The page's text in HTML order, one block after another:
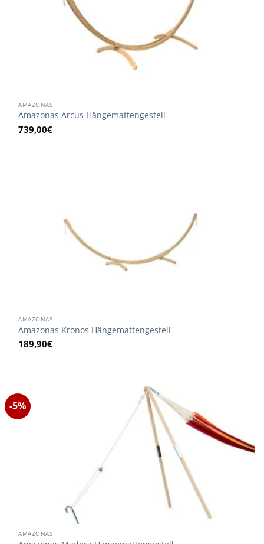
AMAZONAS
Amazonas Arcus Hängemattengestell
739,00€
AMAZONAS
Amazonas Kronos Hängemattengestell
189,90€
-5%
AMAZONAS